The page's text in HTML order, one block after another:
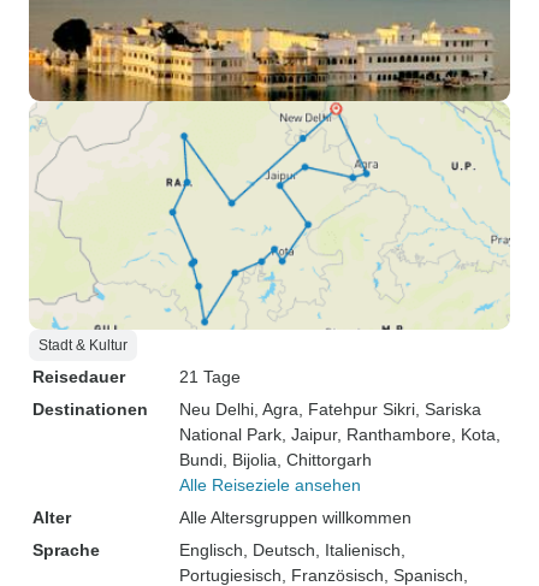
Stadt & Kultur
Reisedauer
21 Tage
Destinationen
Neu Delhi , Agra , Fatehpur Sikri , Sariska
National Park , Jaipur, Ranthambore , Kota
Bundi , Bijolia , Chittorgarh
Alle Reiseziele ansehen
Alter
Alle Altersgruppen willkommen
Sprache
Englisch, Deutsch, Italienisch,
Portugiesisch, Französisch, Spanisch,